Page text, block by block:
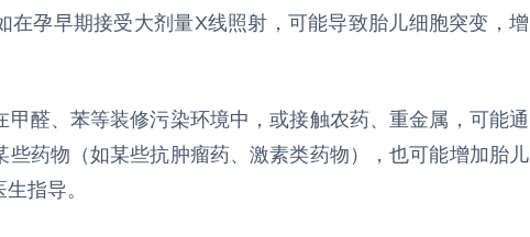
在孕早期接受大剂量X线照射，可能导致胎儿细胞突变，增
醛、苯等装修污染环境中，或接触农药、重金属，可能通
药物（如某些抗肿瘤药、激素类药物），也可能增加胎儿
指导。